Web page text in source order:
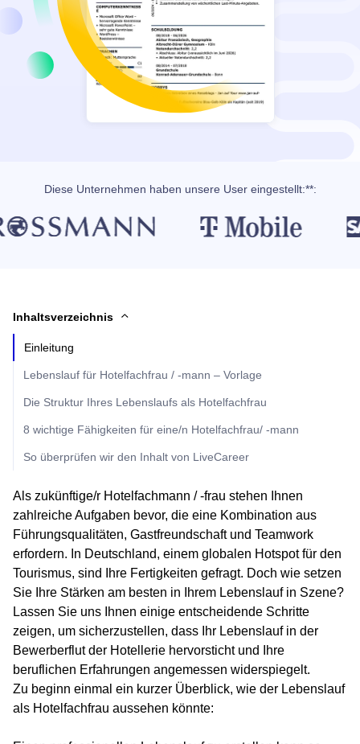
Diese Unternehmen haben unsere User eingestellt:**:
Inhaltsverzeichnis
Einleitung
Lebenslauf für Hotelfachfrau / -mann – Vorlage
Die Struktur Ihres Lebenslaufs als Hotelfachfrau
8 wichtige Fähigkeiten für eine/n Hotelfachfrau/ -mann
So überprüfen wir den Inhalt von LiveCareer
Als zukünftige/r Hotelfachmann / -frau stehen Ihnen
zahlreiche Aufgaben bevor, die eine Kombination aus
Führungsqualitäten, Gastfreundschaft und Teamwork
erfordern. In Deutschland, einem globalen Hotspot für den
Tourismus, sind Ihre Fertigkeiten gefragt. Doch wie setzen
Sie Ihre Stärken am besten in Ihrem Lebenslauf in Szene?
Lassen Sie uns Ihnen einige entscheidende Schritte
zeigen, um sicherzustellen, dass Ihr Lebenslauf in der
Bewerberflut der Hotellerie hervorsticht und Ihre
beruflichen Erfahrungen angemessen widerspiegelt.
Zu beginn einmal ein kurzer Überblick, wie der Lebenslauf
als Hotelfachfrau aussehen könnte: